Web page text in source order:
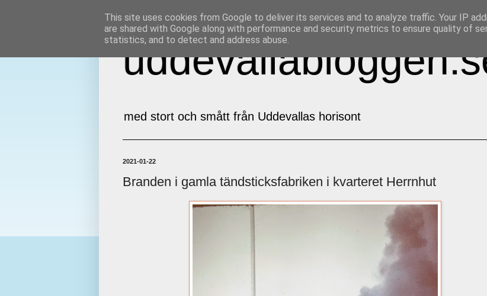
med stort och smått från Uddevallas horisont
2021-01-22
Branden i gamla tändsticksfabriken i kvarteret Herrnhut
This site uses cookies from Google to deliver its services and to analyze traffic. Your IP
are shared with Google along with performance and security metrics to ensure quality of
statistics, and to detect and address abuse.